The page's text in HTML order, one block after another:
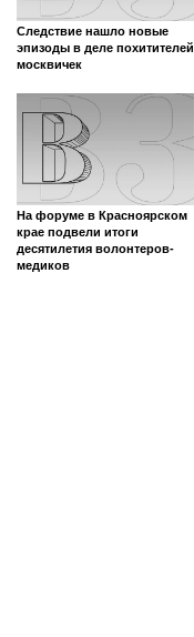
Следствие нашло новые
эпизоды в деле похитителей
москвичек
На форуме в Красноярском
крае подвели итоги
десятилетия волонтеров-
медиков